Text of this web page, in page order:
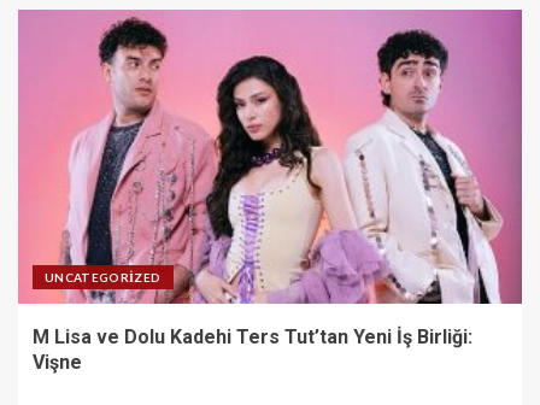
UNCATEGORIZED
M Lisa ve Dolu Kadehi Ters Tut’tan Yeni İş Birliği:
Vişne